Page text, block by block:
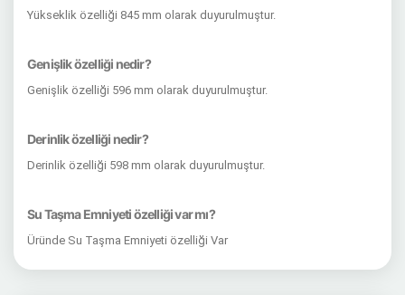
Yükseklik özelliği 845 mm olarak duyurulmuştur.
Genişlik özelliği nedir?
Genişlik özelliği 596 mm olarak duyurulmuştur.
Derinlik özelliği nedir?
Derinlik özelliği 598 mm olarak duyurulmuştur.
Su Taşma Emniyeti özelliği var mı?
Üründe Su Taşma Emniyeti özelliği Var